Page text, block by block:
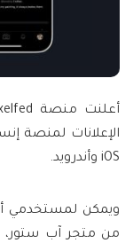
الإعلانات لمنصة
iOS وأندرويد.
ويمكن لمستخدمي
من متجر آب ستور،